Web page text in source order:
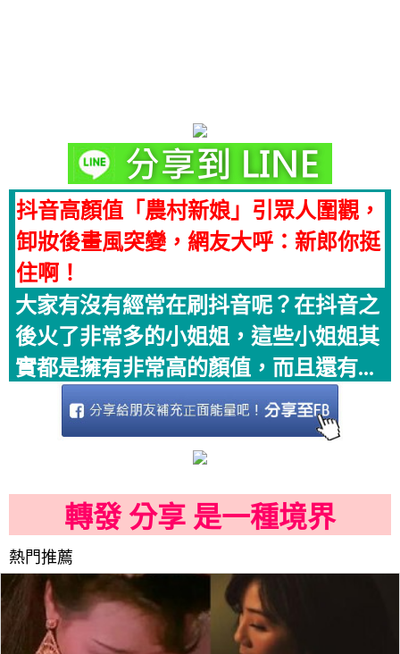
抖音高顏值「農村新娘」引眾人圍觀，
卸妝後畫風突變，網友大呼：新郎你挺
住啊！
大家有沒有經常在刷抖音呢？在抖音之
後火了非常多的小姐姐，這些小姐姐其
實都是擁有非常高的顏值，而且還有...
轉發 分享 是一種境界
熱門推薦